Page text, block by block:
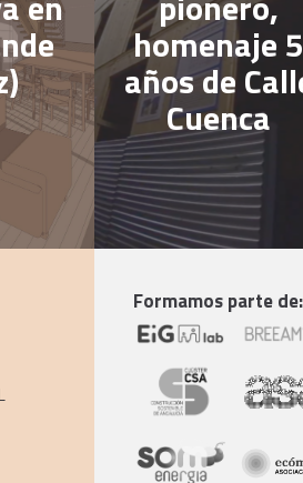
homenaje 5
años de
Cuenca
Formamos parte de: